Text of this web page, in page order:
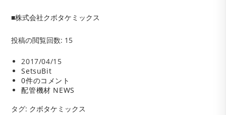
■株式会社クボタケミックス
投稿の閲覧回数: 15
投
稿
公
開
2017/04/15
投
稿
者:
SetsuBit
投
稿
メ
0件のコメント
投
カ
配管機材 NEWS
タグ: クボタケミックス